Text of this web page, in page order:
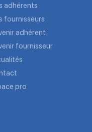
adhérents
fournisseurs
adhérent
fournisseur
pro